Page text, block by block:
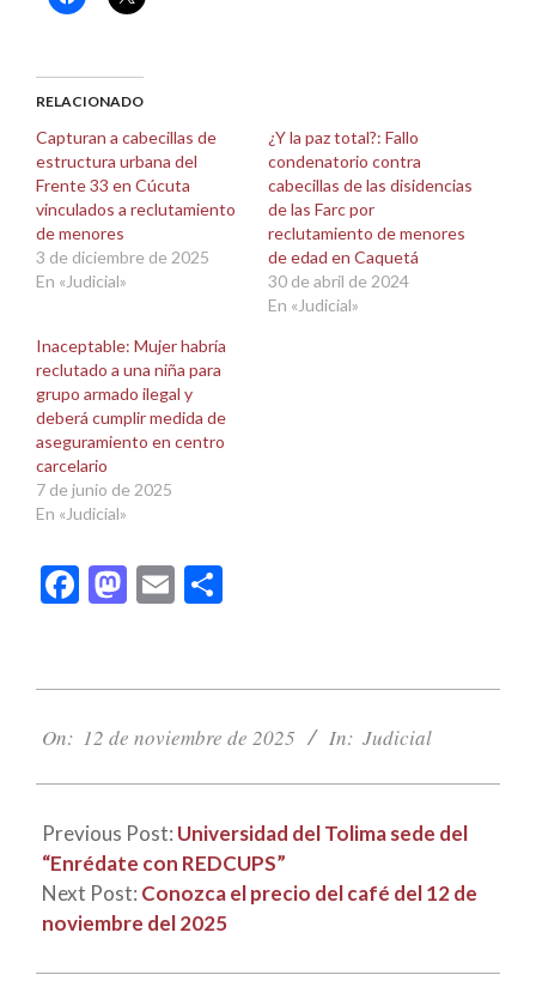
clic
(Se
abre
una
ventana
nueva)
clic
(Se
abre
una
ventana
nueva)
RELACIONADO
Capturan a cabecillas de
estructura urbana del
Frente 33 en Cúcuta
vinculados a reclutamiento
de menores
3 de diciembre de 2025
En «Judicial»
¿Y la paz total?: Fallo
condenatorio contra
cabecillas de las disidencias
de las Farc por
reclutamiento de menores
de edad en Caquetá
30 de abril de 2024
En «Judicial»
Inaceptable: Mujer habría
reclutado a una niña para
grupo armado ilegal y
deberá cumplir medida de
aseguramiento en centro
carcelario
7 de junio de 2025
En «Judicial»
Facebook
Mastodon
Email
11-
On: 12 de noviembre de 2025 In: Judicial
Previous Post: Universidad del Tolima sede del
“Enrédate con REDCUPS”
Next Post: Conozca el precio del café del 12 de
noviembre del 2025